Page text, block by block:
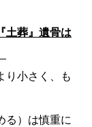
『土葬』遺骨は
り小さく、も
る）は慎重に